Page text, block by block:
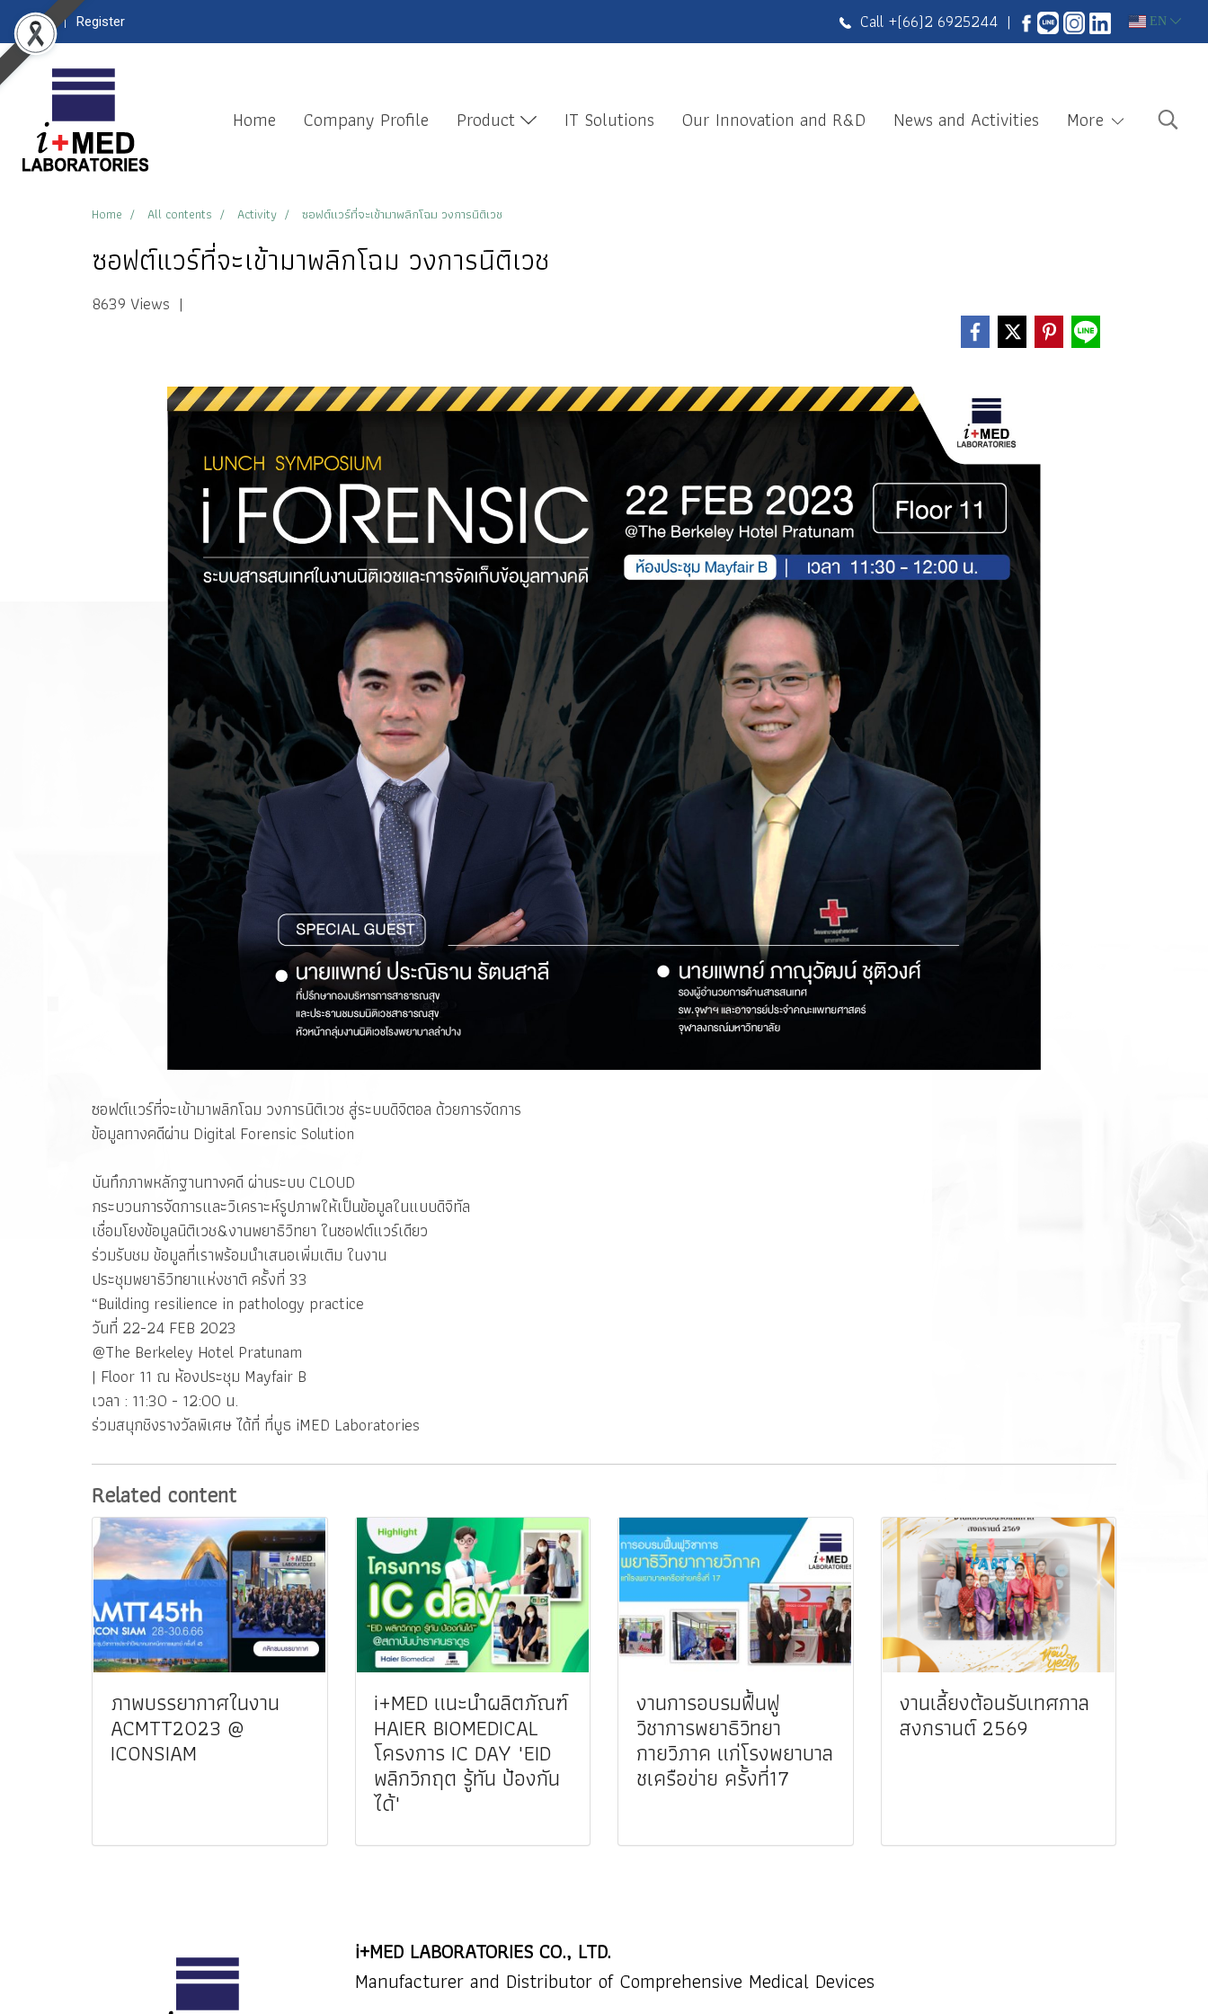
Login Register Call +(66)2 6925244 | EN
Home Company Profile Product IT Solutions Our Innovation and R&D News and Activities More
Home All contents Activity ซอฟต์แวร์ที่จะเข้ามาพลิกโฉม วงการนิติเวช
ซอฟต์แวร์ที่จะเข้ามาพลิกโฉม วงการนิติเวช
8639 Views |
ซอฟต์แวร์ที่จะเข้ามาพลิกโฉม วงการนิติเวช สู่ระบบดิจิตอล ด้วยการจัดการ
ข้อมูลทางคดีผ่าน Digital Forensic Solution
บันทึกภาพหลักฐานทางคดี ผ่านระบบ CLOUD
กระบวนการจัดการและวิเคราะห์รูปภาพให้เป็นข้อมูลในแบบดิจิทัล
เชื่อมโยงข้อมูลนิติเวช&งานพยาธิวิทยา ในซอฟต์แวร์เดียว
ร่วมรับชม ข้อมูลที่เราพร้อมนำเสนอเพิ่มเติม ในงาน
ประชุมพยาธิวิทยาแห่งชาติ ครั้งที่ 33
“Building resilience in pathology practice
วันที่ 22-24 FEB 2023
@The Berkeley Hotel Pratunam
| Floor 11 ณ ห้องประชุม Mayfair B
เวลา : 11:30 - 12:00 น.
ร่วมสนุกชิงรางวัลพิเศษ ได้ที่ ที่บูธ iMED Laboratories
Related content
ภาพบรรยากาศในงาน
ACMTT2023 @
ICONSIAM
i+MED แนะนำผลิตภัณฑ์
HAIER BIOMEDICAL
โครงการ IC DAY "EID
พลิกวิกฤต รู้ทัน ป้องกัน
ได้"
งานการอบรมฟื้นฟู
วิชาการพยาธิวิทยา
กายวิภาค แก่โรงพยาบาล
ชเครือข่าย ครั้งที่17
งานเลี้ยงต้อนรับเทศกาล
สงกรานต์ 2569
i+MED LABORATORIES CO., LTD.
Manufacturer and Distributor of Comprehensive Medical Devices